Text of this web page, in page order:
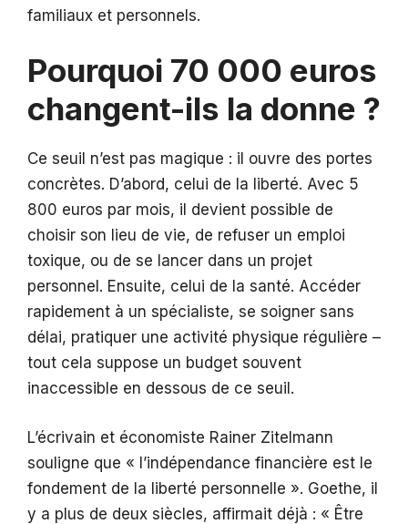
familiaux et personnels.
Pourquoi 70 000 euros
changent-ils la donne ?
Ce seuil n’est pas magique : il ouvre des portes
concrètes. D’abord, celui de la liberté. Avec 5
800 euros par mois, il devient possible de
choisir son lieu de vie, de refuser un emploi
toxique, ou de se lancer dans un projet
personnel. Ensuite, celui de la santé. Accéder
rapidement à un spécialiste, se soigner sans
délai, pratiquer une activité physique régulière –
tout cela suppose un budget souvent
inaccessible en dessous de ce seuil.
L’écrivain et économiste Rainer Zitelmann
souligne que « l’indépendance financière est le
fondement de la liberté personnelle ». Goethe, il
y a plus de deux siècles, affirmait déjà : « Être